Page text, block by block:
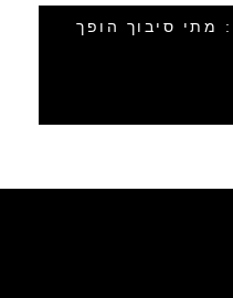
מתי סיבוך הופך